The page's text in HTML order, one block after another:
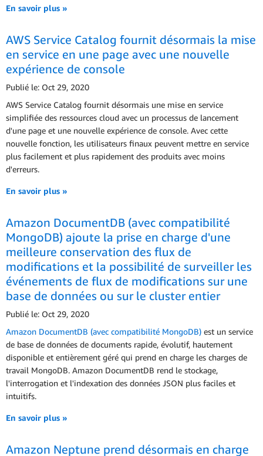
En savoir plus »
AWS Service Catalog fournit désormais la mise
en service en une page avec une nouvelle
expérience de console
Publié le: Oct 29, 2020
AWS Service Catalog fournit désormais une mise en service
simplifiée des ressources cloud avec un processus de lancement
d'une page et une nouvelle expérience de console. Avec cette
nouvelle fonction, les utilisateurs finaux peuvent mettre en service
plus facilement et plus rapidement des produits avec moins
d'erreurs.
En savoir plus »
Amazon DocumentDB (avec compatibilité
MongoDB) ajoute la prise en charge d'une
meilleure conservation des flux de
modifications et la possibilité de surveiller les
événements de flux de modifications sur une
base de données ou sur le cluster entier
Publié le: Oct 29, 2020
Amazon DocumentDB (avec compatibilité MongoDB) est un service
de base de données de documents rapide, évolutif, hautement
disponible et entièrement géré qui prend en charge les charges de
travail MongoDB. Amazon DocumentDB rend le stockage,
l'interrogation et l'indexation des données JSON plus faciles et
intuitifs.
En savoir plus »
Amazon Neptune prend désormais en charge